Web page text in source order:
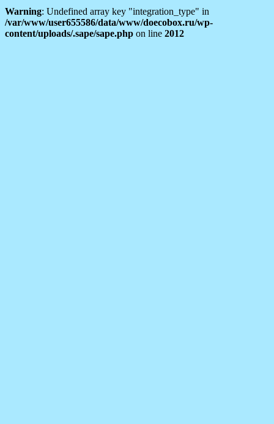
Warning: Undefined array key "integration_type" in
/var/www/user655586/data/www/doecobox.ru/wp-
content/uploads/.sape/sape.php on line 2012